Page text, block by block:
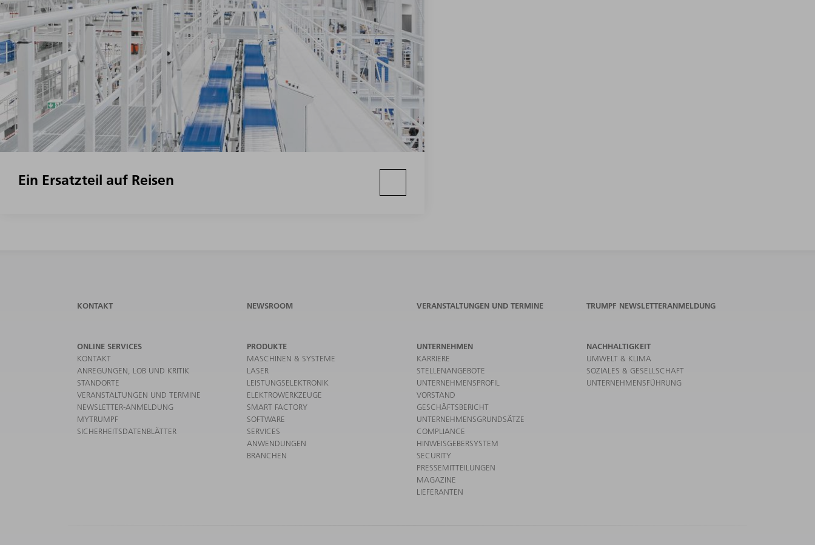
Ein Ersatzteil auf Reisen
KONTAKT NEWSROOM VERANSTALTUNGEN UND TERMINE TRUMPF NEWSLETTERANMELDUNG
ONLINE SERVICES
KONTAKT
ANREGUNGEN, LOB UND KRITIK
STANDORTE
VERANSTALTUNGEN UND TERMINE
NEWSLETTER-ANMELDUNG
MYTRUMPF
SICHERHEITSDATENBLÄTTER
PRODUKTE
MASCHINEN & SYSTEME
LASER
LEISTUNGSELEKTRONIK
ELEKTROWERKZEUGE
SMART FACTORY
SOFTWARE
SERVICES
ANWENDUNGEN
BRANCHEN
UNTERNEHMEN
KARRIERE
STELLENANGEBOTE
UNTERNEHMENSPROFIL
VORSTAND
GESCHÄFTSBERICHT
UNTERNEHMENSGRUNDSÄTZE
COMPLIANCE
HINWEISGEBERSYSTEM
SECURITY
PRESSEMITTEILUNGEN
MAGAZINE
LIEFERANTEN
NACHHALTIGKEIT
UMWELT & KLIMA
SOZIALES & GESELLSCHAFT
UNTERNEHMENSFÜHRUNG